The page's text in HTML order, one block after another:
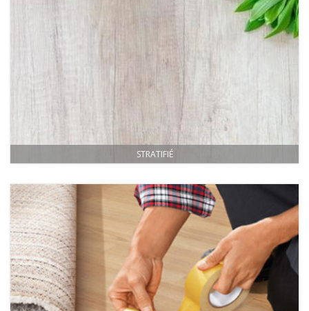
STRATIFIÉ